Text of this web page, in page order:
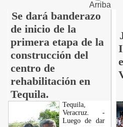
Se dará banderazo
de inicio de la
primera etapa de la
construcción del
centro de
rehabilitación en
Tequila.
Tequila,
Veracruz. -
Luego de dar